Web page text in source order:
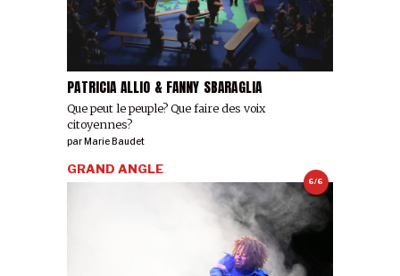
PATRICIA ALLIO & FANNY SBARAGLIA
Que peut le peuple? Que faire des voix
citoyennes?
parMarie Baudet
6/6
GRAND ANGLE